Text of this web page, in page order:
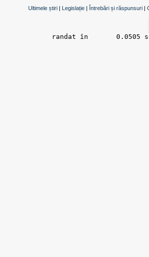
Ultimele știri | Legislație | Întrebări și răspunsuri |
randat în